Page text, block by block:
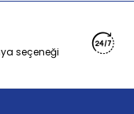
seçeneği